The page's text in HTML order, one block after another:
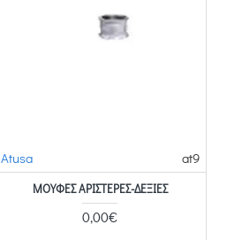
Atusa at9
ΜΟΎΦΕΣ ΑΡΙΣΤΕΡΈΣ-ΔΕΞΙΈΣ
0,00€